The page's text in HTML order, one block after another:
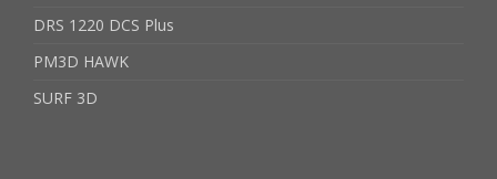
DRS 1220 DCS Plus
PM3D HAWK
SURF 3D